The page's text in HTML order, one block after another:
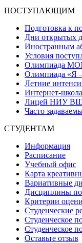
ПОСТУПАЮЩИМ
Подготовка к
Дни открытых
Иностранным
Условия
Олимпиада
Олимпиада «Я
Летние
Интернет-школа
Лицей НИУ
Часто
СТУДЕНТАМ
Информация
Расписание
Учебный офис
Карта
Вариативные
Дисциплины по
Критерии
Студенческие
Студенческое
Студенческое
Оставьте отзыв